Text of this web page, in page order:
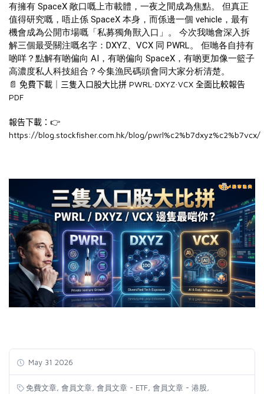
有擁有 SpaceX 敞口嘅上市載體，一夜之間成為焦點。 但真正
值得研究嘅，唔止係 SpaceX 本身，而係邊一個 vehicle，最有
機會成為公開市場嘅「私募獨角獸入口」。 今次我哋會深入拆
解三個最受關注嘅名字：DXYZ、VCX 同 PWRL。 佢哋各自持有
啲咩？點解有啲偏向 AI，有啲偏向 SpaceX，有啲更加像一籃子
高濃度私人科技組合？今集漁民碼頭會同大家分析清楚。
📄 免費下載｜三隻入口股大比拼 PWRL ·DXYZ·VCX 全面比較報告
PDF
報告下載： 👉
https://blog.stockfisher.com.hk/blog/pwrl%c2%b7dxyz%c2%b7vcx/
May 31 2026
免費文章 會員文章 會員文章 - ETF 會員文章 - 港股